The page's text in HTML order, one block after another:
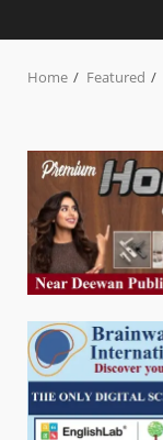
Home Featured